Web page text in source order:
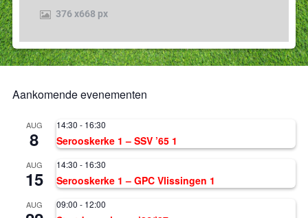
376x668 px
Aankomende evenementen
AUG
8
14:30 - 16:30
Serooskerke 1 – SSV ’65 1
AUG
15
14:30 - 16:30
Serooskerke 1 – GPC Vlissingen 1
AUG 09:00 - 12:00